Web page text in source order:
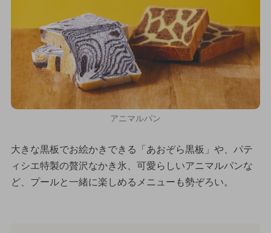
アニマルパン
大きな黒板でお絵かきできる「あおぞら黒板」や、パテ
ィシエ特製の贅沢なかき氷、可愛らしいアニマルパンな
ど、プールと一緒に楽しめるメニューも勢ぞろい。